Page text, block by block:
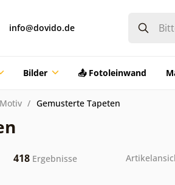
info@dovido.de
Bilder 📤 Fotoleinwand
Gemusterte Tapeten
418Ergebnisse